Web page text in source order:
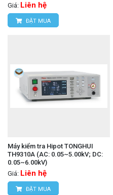
Giá: Liên hệ
ĐẶT MUA
Máy kiểm tra Hipot TONGHUI
TH9310A (AC: 0.05~5.00kV; DC:
0.05~6.00kV)
Giá: Liên hệ
ĐẶT MUA